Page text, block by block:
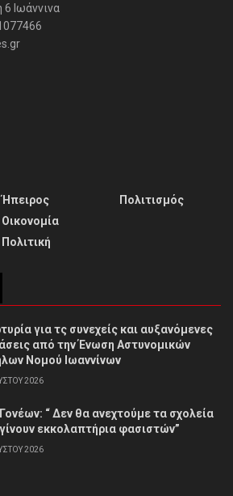
Ιωάννινα
Ήπειρος
Οικονομία
Πολιτική
Πολιτισμός
για τς συνεχείς και αυξανόμενες
από την Ένωση Αστυνομικών
Νομού Ιωαννίνων
2026
“ Δεν θα ανεχτούμε τα σχολεία
εκκολαπτήρια φασιστών”
2026